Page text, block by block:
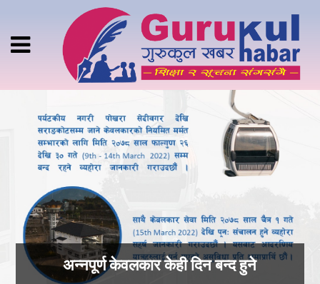
अन्नपूर्ण केवलकार केही दिन बन्द हुने